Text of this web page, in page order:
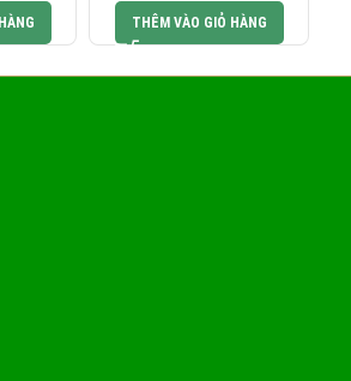
VNĐ. 561.000 VNĐ.
935.000 VNĐ.
THÊM VÀO GIỎ HÀNG
KINH DOANH 4: 0823 944 186